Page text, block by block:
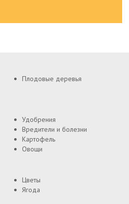
Плодовые деревья
Удобрения
Вредители и болезни
Картофель
Овощи
Цветы
Ягода